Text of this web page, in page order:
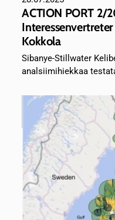
ACTION PORT 2/
Kokkola
Sibanye-Stillwater
analsiimihiekkaa